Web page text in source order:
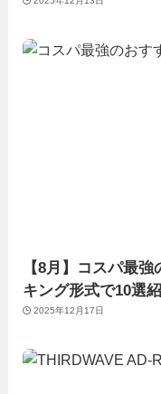
【8月】コスパ最
キング形式で10選紹
2025年12月17日